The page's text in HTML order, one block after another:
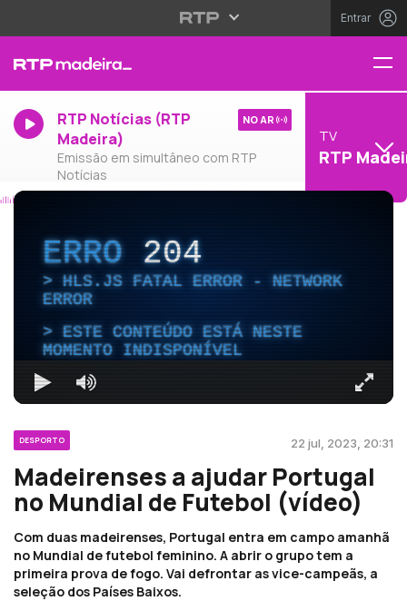
Entrar
RTP Notícias (RTP
Madeira)
Emissão em simultâneo com RTP
Notícias
NO AR
TV
RTP
ERRO204
HLS.JS FATAL ERROR - NETWORK
ERROR
ESTE CONTEÚDO ESTÁ NESTE
MOMENTO INDISPONÍVEL
DESPORTO 22 jul, 2023, 20:31
Madeirenses a ajudar Portugal
no Mundial de Futebol (vídeo)
Com duas madeirenses, Portugal entra em campo amanhã
no Mundial de futebol feminino. A abrir o grupo tem a
primeira prova de fogo. Vai defrontar as vice-campeãs, a
seleção dos Países Baixos.